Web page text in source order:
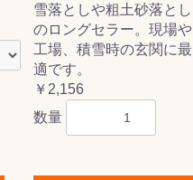
雪落としや粗土砂落とし
のロングセラー。現場や
工場、積雪時の玄関に最
適です。
￥2,156
数量